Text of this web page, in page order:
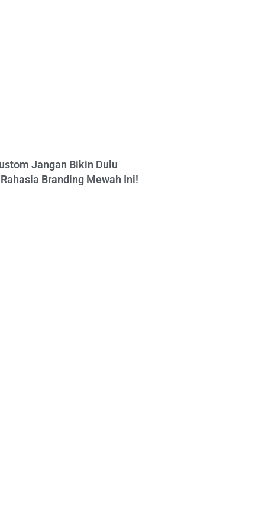
Jangan Bikin Dulu
Branding Mewah Ini!